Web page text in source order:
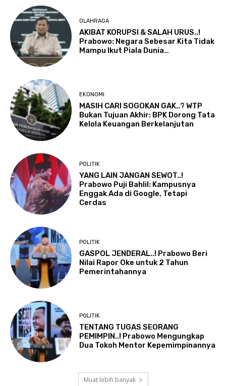
OLAHRAGA
AKIBAT KORUPSI & SALAH URUS..!
Prabowo: Negara Sebesar Kita Tidak
Mampu Ikut Piala Dunia…
EKONOMI
MASIH CARI SOGOKAN GAK..? WTP
Bukan Tujuan Akhir: BPK Dorong Tata
Kelola Keuangan Berkelanjutan
POLITIK
YANG LAIN JANGAN SEWOT..!
Prabowo Puji Bahlil: Kampusnya
Enggak Ada di Google, Tetapi
Cerdas
POLITIK
GASPOL JENDERAL..! Prabowo Beri
Nilai Rapor Oke untuk 2 Tahun
Pemerintahannya
POLITIK
TENTANG TUGAS SEORANG
PEMIMPIN..! Prabowo Mengungkap
Dua Tokoh Mentor Kepemimpinannya
Muat lebih banyak